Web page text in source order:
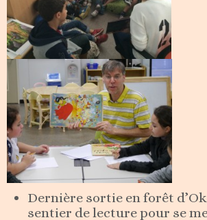
Dernière sortie en forêt
sentier de lecture pour se